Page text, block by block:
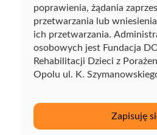
poprawienia, żądania
przetwarzania lub
ich przetwarzania.
osobowych jest Fundacja
Rehabilitacji Dzieci z
Opolu ul. K.